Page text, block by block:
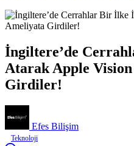
İngiltere’de
Atarak Apple
Girdiler!
Efes Bilişim
Teknoloji